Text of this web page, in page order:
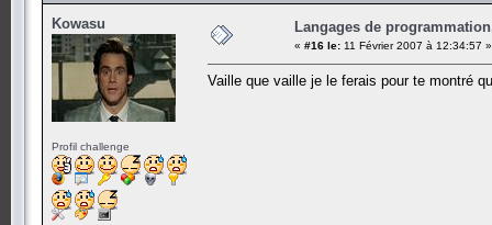
Kowasu
Profil challenge
Langages de
« #16 le: 11 Février 2007 à 12:34:57 »
Vaille que vaille je le ferais pour te montré